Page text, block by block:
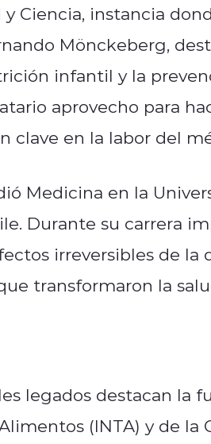
Ciencia, instancia
Mönckeberg,
infantil y la
aprovecho para
clave en la labor del
Medicina en la
Durante su carrera
irreversibles de
transformaron la
legados destacan la
(INTA) y de